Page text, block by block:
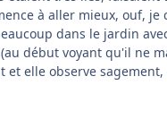
à aller mieux, ouf, je
dans le jardin
début voyant qu'il ne
elle observe